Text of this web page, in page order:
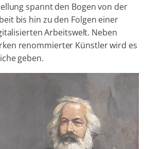
spannt den Bogen von der
bis hin zu den Folgen einer
Arbeitswelt. Neben
renommierter Künstler wird es
geben.